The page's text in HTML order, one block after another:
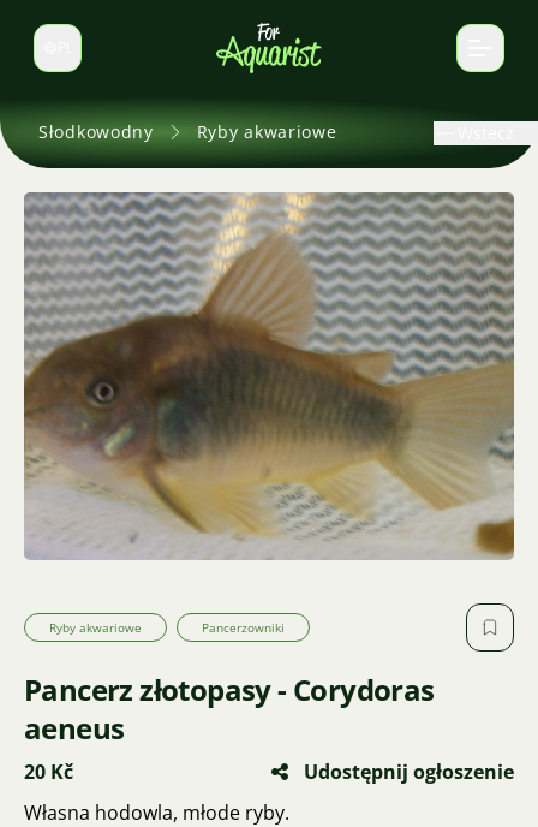
Zmień język
Słodkowodny Ryby akwariowe
Ryby akwariowe Pancerzowniki
Pancerz złotopasy - Corydoras
aeneus
20 Kč
Udostępnij ogłoszenie
Własna hodowla, młode ryby.